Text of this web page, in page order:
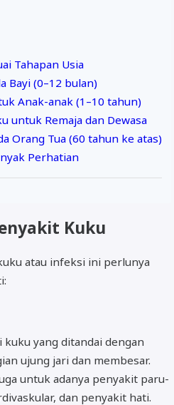
Tahapan Usia
Bayi (0–12 bulan)
Anak-anak (1–10 tahun)
untuk Remaja dan Dewasa
Orang Tua (60 tahun ke atas)
Perhatian
Kuku
atau infeksi ini perlunya
yang ditandai dengan
ujung jari dan membesar.
untuk adanya penyakit paru-
dan penyakit hati.